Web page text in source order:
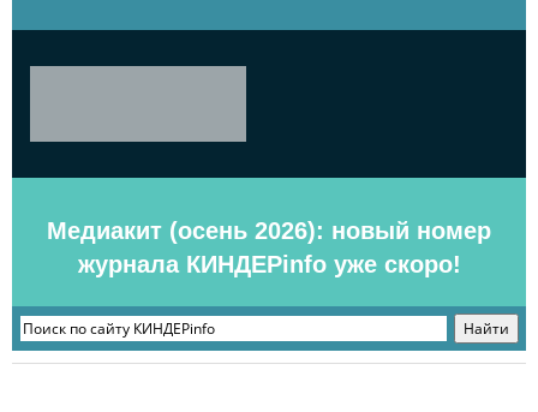
Медиакит (осень 2026): новый номер
журнала КИНДЕРinfo уже скоро!